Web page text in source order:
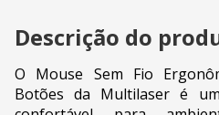
Descrição do
O Mouse Sem Fio
Botões da Multilaser é